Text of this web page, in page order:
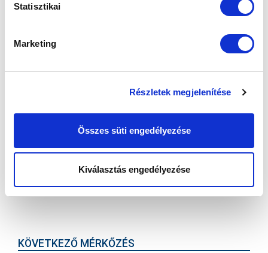
Statisztikai
Marketing
Részletek megjelenítése
Összes süti engedélyezése
Kiválasztás engedélyezése
KÖVETKEZŐ MÉRKŐZÉS